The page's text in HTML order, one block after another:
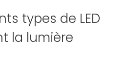
types de LED
la lumière